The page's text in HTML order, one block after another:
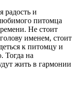
радость и
питомца
Не стоит
именем, стоит
к питомцу и
Тогда на
жить в гармонии